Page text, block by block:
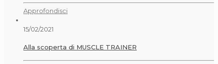
Approfondisci
15/02/2021
Alla scoperta di MUSCLE TRAINER